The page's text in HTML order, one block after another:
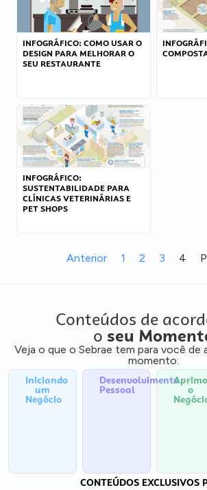
INFOGRÁFICO: COMO USAR O
DESIGN PARA MELHORAR O
SEU RESTAURANTE
INFOGRÁFICO:
SUSTENTABILIDADE PARA
CLÍNICAS VETERINÁRIAS E
PET SHOPS
Anterior 1 2 3 4
Conteúdos de
o seu
Veja o que o Sebrae tem para você de
momento:
Iniciando
um
Negócio
Desenvolvimento
Pessoal o
CONTEÚDOS EXCLUSIVOS